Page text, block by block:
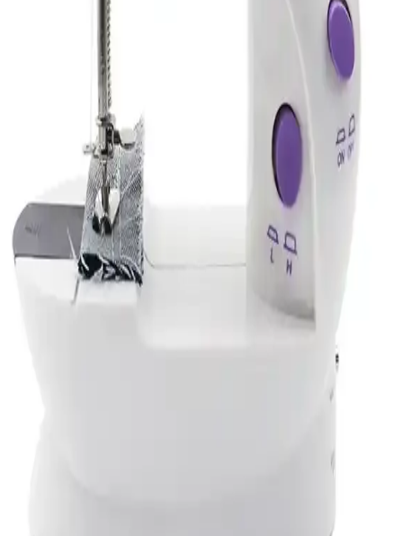
İki semaver modeli, güç, kapasite ve dayanıklılık açısından
karşılaştırılıyor. Kullanıcı yorumlarıyla öne çıkan özellikler ve
sorunlar detaylandırılarak, seçim yaparken dikkat edilmesi gereken
noktalar anlatılıyor.
Sinbo SCM-2960 Kahve Makinesi Karşılaştırması:
Performans, Malzeme ve Kullanıcı Yorumları
Sinbo SCM-2960 modellerinin güç, malzeme ve özellikleri
karşılaştırıldı. Kullanıcı yorumlarıyla ürünlerin dayanıklılığı ve
kullanım kolaylığı değerlendirildi.
Elektrikli Çay ve Kahve Cihazları Karşılaştırması:
Arzum AR-334 ve Korkmaz A369 İncelemesi
Bu karşılaştırmada Arzum AR-334 ve Korkmaz A369 elektrikli çay
ve kahve makinelerinin güç, kapasite, malzeme ve kullanıcı
Arzum AR3080-S ve Korkmaz A369 Demtez Inox